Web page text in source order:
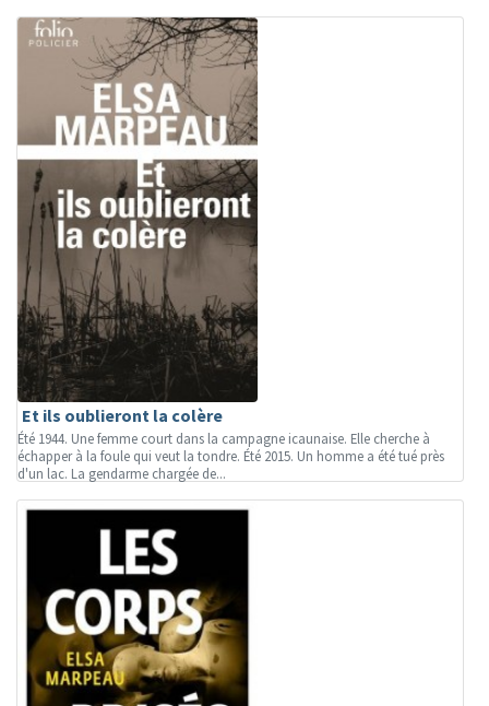
Et ils oublieront la colère
Été 1944. Une femme court dans la campagne icaunaise. Elle cherche à
échapper à la foule qui veut la tondre. Été 2015. Un homme a été tué près
d'un lac. La gendarme chargée de...